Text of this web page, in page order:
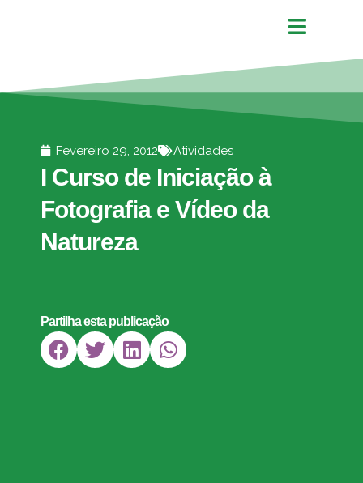
Fevereiro 29, 2012 Atividades
I Curso de Iniciação à
Fotografia e Vídeo da
Natureza
Partilha esta publicação